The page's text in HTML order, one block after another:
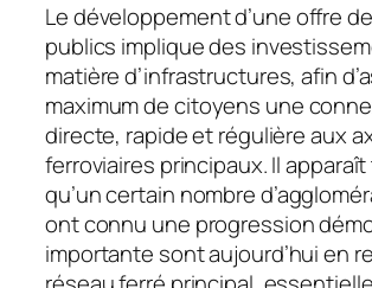
Le développement d’une offre
publics implique des
matière d’infrastructures, afin
maximum de citoyens une
directe, rapide et régulière aux
ferroviaires principaux. Il
qu’un certain nombre
ont connu une progression
importante sont aujourd’hui en